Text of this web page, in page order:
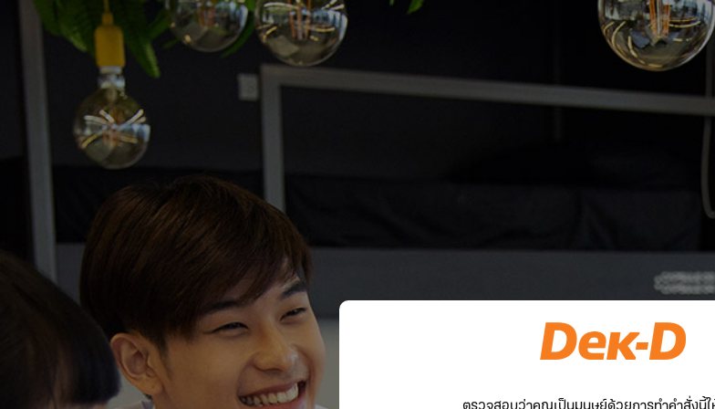
ตรวจสอบว่าคุณเป็นมนุษย์ด้วยการทำคำสั่งนี้ใ